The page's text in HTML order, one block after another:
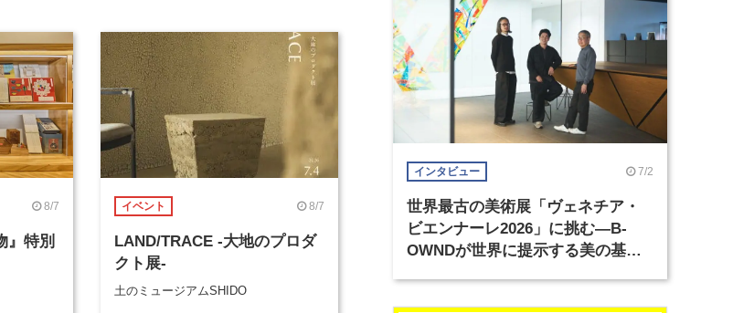
8/7
』特別
イベント 8/7
LAND/TRACE -大地のプロダ
クト展-
土のミュージアムSHIDO
インタビュー 7/2
世界最古の美術展「ヴェネチア・
ビエンナーレ2026」に挑む―B-
OWNDが世界に提示する美の基準